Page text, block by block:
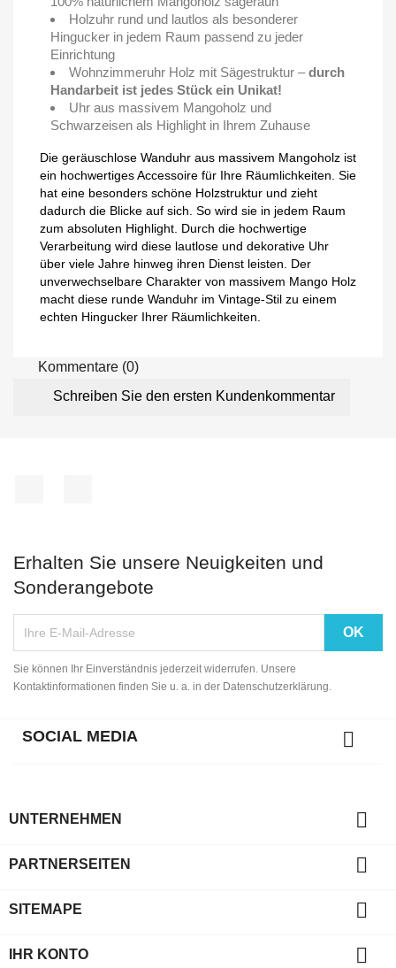
Holzuhr rund und lautlos als besonderer
Hingucker in jedem Raum passend zu jeder
Einrichtung
Wohnzimmeruhr Holz mit Sägestruktur – durch
Handarbeit ist jedes Stück ein Unikat!
Uhr aus massivem Mangoholz und
Schwarzeisen als Highlight in Ihrem Zuhause
Die geräuschlose Wanduhr aus massivem Mangoholz ist
ein hochwertiges Accessoire für Ihre Räumlichkeiten. Sie
hat eine besonders schöne Holzstruktur und zieht
dadurch die Blicke auf sich. So wird sie in jedem Raum
zum absoluten Highlight. Durch die hochwertige
Verarbeitung wird diese lautlose und dekorative Uhr
über viele Jahre hinweg ihren Dienst leisten. Der
unverwechselbare Charakter von massivem Mango Holz
macht diese runde Wanduhr im Vintage-Stil zu einem
echten Hingucker Ihrer Räumlichkeiten.
Kommentare (0)
Schreiben Sie den ersten Kundenkommentar
Erhalten Sie unsere Neuigkeiten und
Sonderangebote
Sie können Ihr Einverständnis jederzeit widerrufen. Unsere
Kontaktinformationen finden Sie u. a. in der Datenschutzerklärung.
SOCIAL MEDIA 
UNTERNEHMEN 
PARTNERSEITEN 
SITEMAPE 
IHR KONTO 